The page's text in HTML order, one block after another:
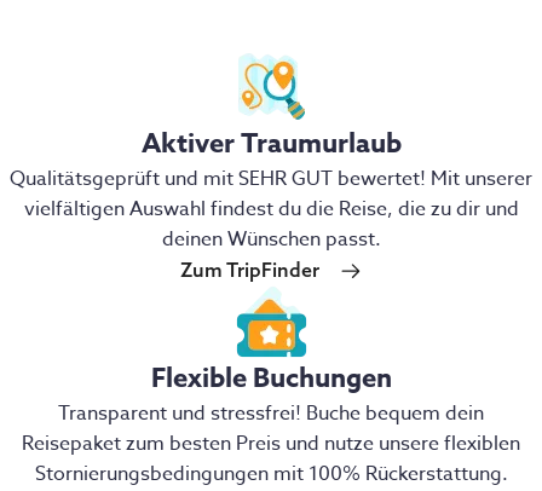
Aktiver Traumurlaub
Qualitätsgeprüft und mit SEHR GUT bewertet! Mit unserer
vielfältigen Auswahl findest du die Reise, die zu dir und
deinen Wünschen passt.
Zum TripFinder
Flexible Buchungen
Transparent und stressfrei! Buche bequem dein
Reisepaket zum besten Preis und nutze unsere flexiblen
Stornierungsbedingungen mit 100% Rückerstattung.